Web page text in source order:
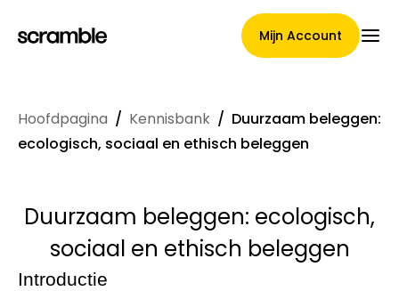
Mijn Account
Hoofdpagina
Voorwaarden voor
claimtoewijzing
Hoofdpagina / Kennisbank / Duurzaam beleggen:
ecologisch, sociaal en ethisch beleggen
Duurzaam beleggen: ecologisch,
sociaal en ethisch beleggen
Introductie